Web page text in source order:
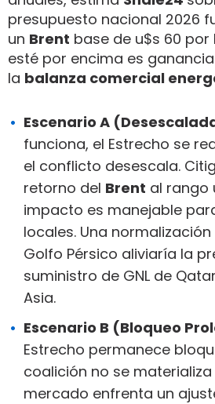
presupuesto nacional 2026
un Brent base de u$s 60
esté por encima es
la balanza comercial
Escenario A
funciona, el Estrecho se
el conflicto desescala.
retorno del Brent al rango
impacto es manejable
locales. Una
Golfo Pérsico aliviaría la
suministro de GNL de
Asia.
Escenario B (Bloqueo
Estrecho permanece
coalición no se materializa
mercado enfrenta un